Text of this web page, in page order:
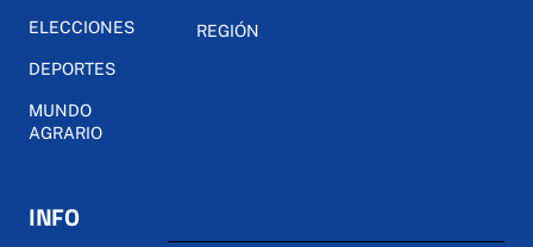
ELECCIONES
DEPORTES
MUNDO
AGRARIO
REGIÓN
INFO